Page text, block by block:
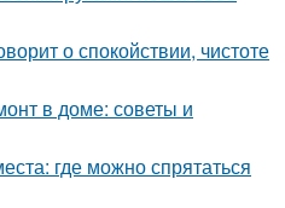
о спокойствии, чистоте
в доме: советы и
где можно спрятаться